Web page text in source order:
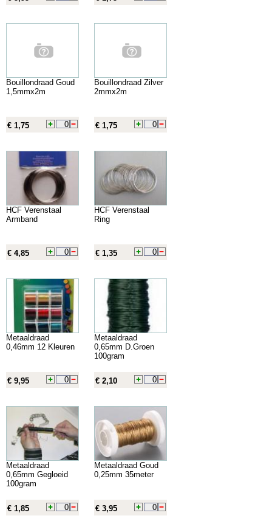
Bouillondraad Goud
1,5mmx2m
€ 1,75
Bouillondraad Zilver
2mmx2m
€ 1,75
HCF Verenstaal
Armband
€ 4,85
HCF Verenstaal
Ring
€ 1,35
Metaaldraad
0,46mm 12 Kleuren
€ 9,95
Metaaldraad
0,65mm D.Groen
100gram
€ 2,10
Metaaldraad
0,65mm Gegloeid
100gram
€ 1,85
Metaaldraad Goud
0,25mm 35meter
€ 3,95